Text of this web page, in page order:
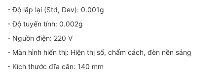
- Độ lặp lại (Std, Dev): 0.001g
- Độ tuyến tính: 0.002g
- Nguồn điện: 220 V
- Màn hình hiển thị: Hiện thị số, chấm cách, đèn nền sáng
- Kích thước đĩa cân: 140 mm